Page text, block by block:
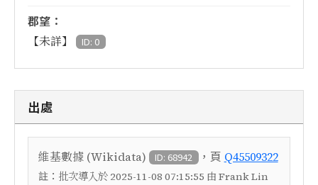
郡望：
【未詳】 ID: 0
出處
維基數據 (Wikidata) ID: 68942 ，頁 Q45509322
註： 批次導入於 2025-11-08 07:15:55 由 Frank Lin